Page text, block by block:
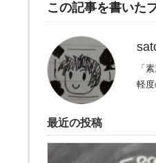
この記事を書いた
「
軽度
最近の投稿